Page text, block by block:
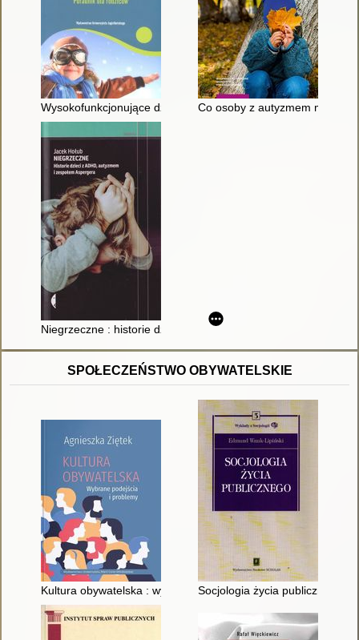
Wysokofunkcjonujące dzieci ze spektrum autyzmu : jak
Co osoby z autyzmem mówią
Niegrzeczne : historie dzieci z ADHD, autyzmem i zespołem
SPOŁECZEŃSTWO OBYWATELSKIE
Kultura obywatelska : wybrane podejścia i problemy
Socjologia życia publicznego